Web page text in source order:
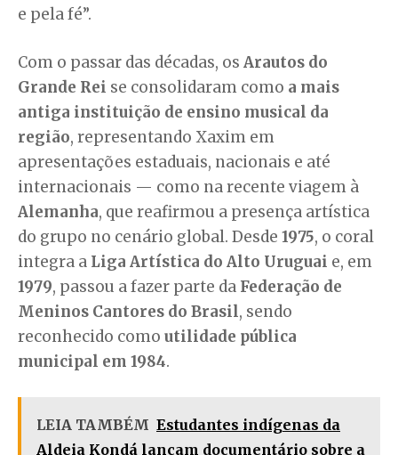
e pela fé”.
Com o passar das décadas, os Arautos do
Grande Rei se consolidaram como a mais
antiga instituição de ensino musical da
região, representando Xaxim em
apresentações estaduais, nacionais e até
internacionais — como na recente viagem à
Alemanha, que reafirmou a presença artística
do grupo no cenário global. Desde 1975, o coral
integra a Liga Artística do Alto Uruguai e, em
1979, passou a fazer parte da Federação de
Meninos Cantores do Brasil, sendo
reconhecido como utilidade pública
municipal em 1984.
LEIA TAMBÉM Estudantes indígenas da
Aldeia Kondá lançam documentário sobre a